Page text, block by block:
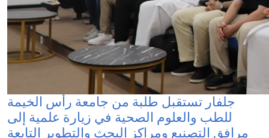
جلفار تستقبل طلبة من جامعة رأس الخيمة
للطب والعلوم الصحية في زيارة علمية إلى
مرافق التصنيع ومراكز البحث والتطوير التابعة